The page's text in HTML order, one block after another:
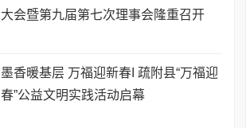
大会暨第九届第七次理事会隆重召开
墨香暖基层 万福迎新春I 疏附县“万福迎
春”公益文明实践活动启幕